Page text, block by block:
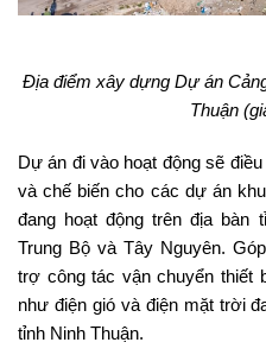
Địa điểm xây dựng Dự án
Thuận
Dự án đi vào hoạt động sẽ
và chế biến cho các dự án
đang hoạt động trên địa bàn
Trung Bộ và Tây Nguyên.
trợ công tác vận chuyển thiết
như điện gió và điện mặt trời
tỉnh Ninh Thuận.